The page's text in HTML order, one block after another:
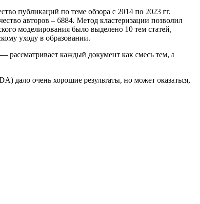
публикаций по теме обзора с 2014 по 2023 гг.
авторов – 6884. Метод кластеризации позволил
моделирования было выделено 10 тем статей,
уходу в образовании.
каждый документ как смесь тем, а
дало очень хорошие результаты, но может оказаться,